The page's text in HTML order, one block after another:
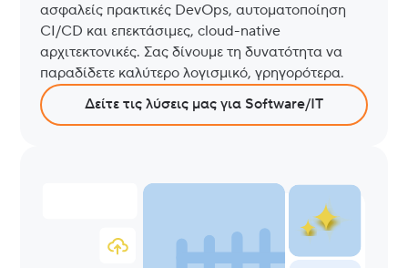
ασφαλείς πρακτικές DevOps, αυτοματοποίηση
CI/CD και επεκτάσιμες, cloud-native
αρχιτεκτονικές. Σας δίνουμε τη δυνατότητα να
παραδίδετε καλύτερο λογισμικό, γρηγορότερα.
Δείτε τις λύσεις μας για Software/IT